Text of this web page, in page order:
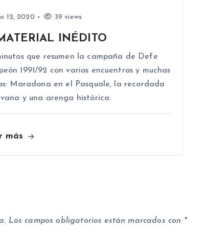
12, 2020 39 views
INÉDITO
que resumen la campaña de Defe
1991/92 con varios encuentros y muchas
Maradona en el Pasquale, la recordada
y una arenga histórica.
más
Los campos obligatorios están marcados con *